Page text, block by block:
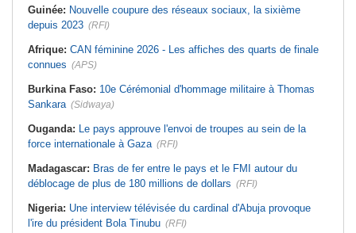
parleur «Djidji Ayôkwé» prend une
dimension politique
Guinée: Le président dissipe les
santé dans un message publié sur X
Afrique:Etats généraux de
rupture
Afrique:Promesse de la finale de la
maintien ?
Tunisie: 45e édition du festival d'été
Guinée: Nouvelle coupure des réseaux sociaux, la sixième
depuis 2023 (RFI)
Afrique: CAN féminine 2026 - Les affiches des quarts de finale
connues (APS)
Burkina Faso: 10e Cérémonial d'hommage militaire à Thomas
Sankara (Sidwaya)
Ouganda: Le pays approuve l'envoi de troupes au sein de la
force internationale à Gaza (RFI)
Madagascar: Bras de fer entre le pays et le FMI autour du
déblocage de plus de 180 millions de dollars (RFI)
Nigeria: Une interview télévisée du cardinal d'Abuja provoque
l'ire du président Bola Tinubu (RFI)